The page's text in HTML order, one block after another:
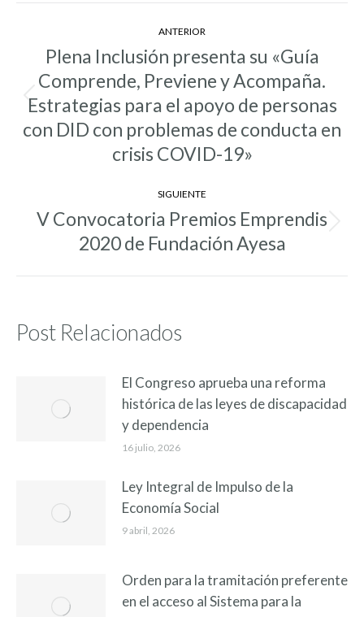
Navegación
entre
entradas
ANTERIOR
Entrada
anterior:
Plena Inclusión presenta su «Guía
Comprende, Previene y Acompaña.
Estrategias para el apoyo de personas
con DID con problemas de conducta en
crisis COVID-19»
SIGUIENTE
Entrada
siguiente:
V Convocatoria Premios Emprendis
2020 de Fundación Ayesa
Post Relacionados
El Congreso aprueba una reforma
histórica de las leyes de discapacidad
y dependencia
16 julio, 2026
Ley Integral de Impulso de la
Economía Social
9 abril, 2026
Orden para la tramitación preferente
en el acceso al Sistema para la